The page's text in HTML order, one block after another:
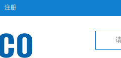
注册